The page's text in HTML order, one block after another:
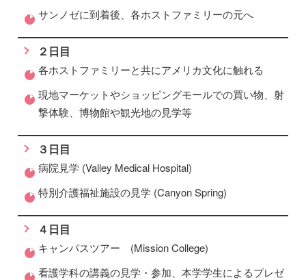
サンノゼに到着後、各ホストファミリーの元へ
２日目
各ホストファミリーと共にアメリカ文化に触れる
現地マーケットやショッピングモールでの買い物、射
撃体験、博物館や観光地の見学等
３日目
病院見学 (Valley Medical Hospital)
特別介護福祉施設の見学 (Canyon Spring)
４日目
キャンパスツアー (Mission College)
看護学科の講義の見学・参加、本学学生によるプレゼ